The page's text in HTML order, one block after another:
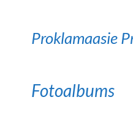
Proklamaasie
Fotoalbums